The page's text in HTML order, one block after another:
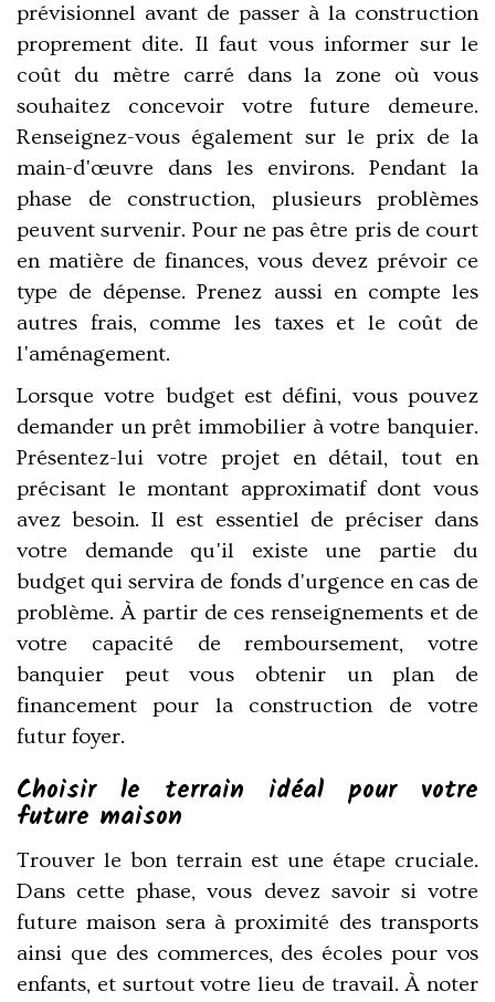
prévisionnel avant de passer à la construction
proprement dite. Il faut vous informer sur le
coût du mètre carré dans la zone où vous
souhaitez concevoir votre future demeure.
Renseignez-vous également sur le prix de la
main-d'œuvre dans les environs. Pendant la
phase de construction, plusieurs problèmes
peuvent survenir. Pour ne pas être pris de court
en matière de finances, vous devez prévoir ce
type de dépense. Prenez aussi en compte les
autres frais, comme les taxes et le coût de
l'aménagement.
Lorsque votre budget est défini, vous pouvez
demander un prêt immobilier à votre banquier.
Présentez-lui votre projet en détail, tout en
précisant le montant approximatif dont vous
avez besoin. Il est essentiel de préciser dans
votre demande qu'il existe une partie du
budget qui servira de fonds d'urgence en cas de
problème. À partir de ces renseignements et de
votre capacité de remboursement, votre
banquier peut vous obtenir un plan de
financement pour la construction de votre
futur foyer.
Choisir le terrain idéal pour votre
future maison
Trouver le bon terrain est une étape cruciale.
Dans cette phase, vous devez savoir si votre
future maison sera à proximité des transports
ainsi que des commerces, des écoles pour vos
enfants, et surtout votre lieu de travail. À noter